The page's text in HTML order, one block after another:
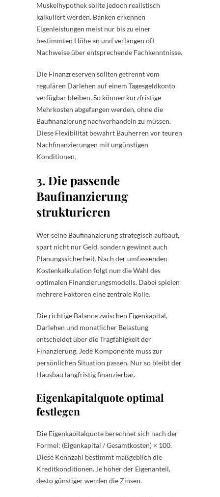
Muskelhypothek sollte jedoch realistisch
kalkuliert werden. Banken erkennen
Eigenleistungen meist nur bis zu einer
bestimmten Höhe an und verlangen oft
Nachweise über entsprechende Fachkenntnisse.
Die Finanzreserven sollten getrennt vom
regulären Darlehen auf einem Tagesgeldkonto
verfügbar bleiben. So können kurzfristige
Mehrkosten abgefangen werden, ohne die
Baufinanzierung nachverhandeln zu müssen.
Diese Flexibilität bewahrt Bauherren vor teuren
Nachfinanzierungen mit ungünstigen
Konditionen.
3. Die passende
Baufinanzierung
strukturieren
Wer seine Baufinanzierung strategisch aufbaut,
spart nicht nur Geld, sondern gewinnt auch
Planungssicherheit. Nach der umfassenden
Kostenkalkulation folgt nun die Wahl des
optimalen Finanzierungsmodells. Dabei spielen
mehrere Faktoren eine zentrale Rolle.
Die richtige Balance zwischen Eigenkapital,
Darlehen und monatlicher Belastung
entscheidet über die Tragfähigkeit der
Finanzierung. Jede Komponente muss zur
persönlichen Situation passen. Nur so bleibt der
Hausbau langfristig finanzierbar.
Eigenkapitalquote optimal
festlegen
Die Eigenkapitalquote berechnet sich nach der
Formel: (Eigenkapital / Gesamtkosten) × 100.
Diese Kennzahl bestimmt maßgeblich die
Kreditkonditionen. Je höher der Eigenanteil,
desto günstiger werden die Zinsen.